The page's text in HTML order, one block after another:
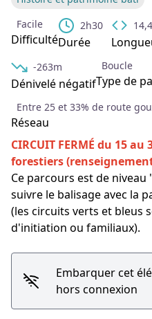
Facile
Difficulté
2h30
Durée
-263m
Dénivelé négatif
Boucle
Type de
Entre 25 et 33% de route
Réseau
CIRCUIT FERMÉ du 15
forestiers
Ce parcours est de
suivre le balisage avec la
(les circuits verts et bleus
d'initiation ou familiaux).
Embarquer cet
hors connexion